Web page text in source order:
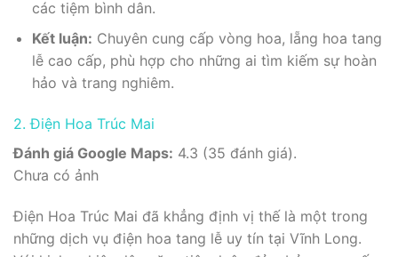
các tiệm bình dân.
Kết luận: Chuyên cung cấp vòng hoa, lẵng hoa tang
lễ cao cấp, phù hợp cho những ai tìm kiếm sự hoàn
hảo và trang nghiêm.
2. Điện Hoa Trúc Mai
Đánh giá Google Maps: 4.3 (35 đánh giá).
Chưa có ảnh
Điện Hoa Trúc Mai đã khẳng định vị thế là một trong
những dịch vụ điện hoa tang lễ uy tín tại Vĩnh Long.